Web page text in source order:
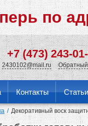
по
+7 (473) 243-
2430102@mail.ru Обратный
Контакты Статьи
Декоративный воск